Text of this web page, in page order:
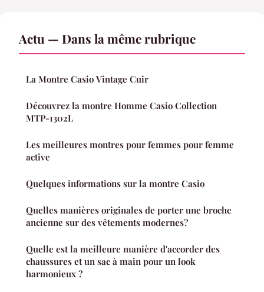
Actu — Dans la même rubrique
La Montre Casio Vintage Cuir
Découvrez la montre Homme Casio Collection
MTP-1302L
Les meilleures montres pour femmes pour femme
active
Quelques informations sur la montre Casio
Quelles manières originales de porter une broche
ancienne sur des vêtements modernes?
Quelle est la meilleure manière d'accorder des
chaussures et un sac à main pour un look
harmonieux ?